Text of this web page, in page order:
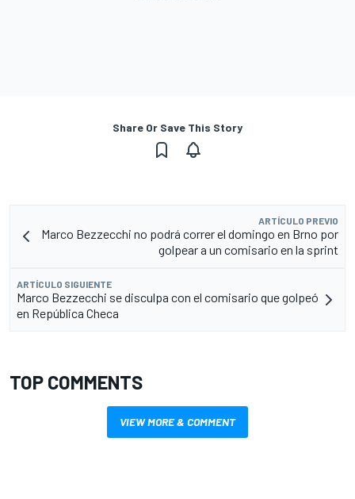
Share Or Save This Story
ARTÍCULO PREVIO
Marco Bezzecchi no podrá correr el domingo en Brno por
golpear a un comisario en la sprint
ARTÍCULO SIGUIENTE
Marco Bezzecchi se disculpa con el comisario que golpeó
en República Checa
TOP COMMENTS
VIEW MORE & COMMENT